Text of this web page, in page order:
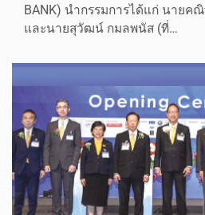
BANK) นำกรรมการได้แก่ นายค
และนายสุวัฒน์ กมลพนัส (ที่…